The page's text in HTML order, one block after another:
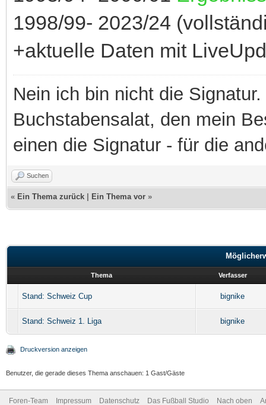
1998/99- 2023/24
+aktuelle Daten mit
Nein ich bin nicht die
Buchstabensalat, den mein
einen die Signatur - für die
Suchen
« Ein Thema zurück Ein Thema vor »
Thema Verfasser
Stand: Schweiz Cup bignike
Stand: Schweiz 1. Liga bignike
Druckversion anzeigen
Benutzer, die gerade dieses Thema anschauen: 1 Gast/Gäste
Foren-Team Impressum Datenschutz Das Fußball Studio Nach oben